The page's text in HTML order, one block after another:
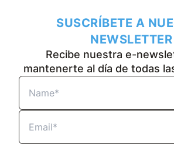
SUSCRÍBETE A
NEWSLETTER
Recibe nuestra e-
mantenerte al día de todas